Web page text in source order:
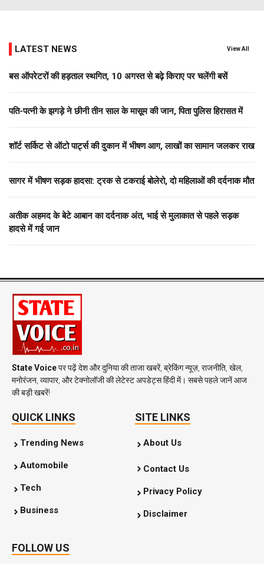
LATEST NEWS View All
बस ऑपरेटरों की हड़ताल स्थगित, 10 अगस्त से बढ़े किराए पर चलेंगी बसें
पति-पत्नी के झगड़े ने छीनी तीन साल के मासूम की जान, पिता पुलिस हिरासत में
शॉर्ट सर्किट से ऑटो पार्ट्स की दुकान में भीषण आग, लाखों का सामान जलकर राख
सागर में भीषण सड़क हादसा: ट्रक से टकराई बोलेरो, दो महिलाओं की दर्दनाक मौत
अतीक अहमद के बेटे आबान का दर्दनाक अंत, भाई से मुलाकात से पहले सड़क
हादसे में गई जान
State Voiceपर पढ़ें देश और दुनिया की ताजा खबरें, ब्रेकिंग न्यूज़, राजनीति, खेल,
मनोरंजन, व्यापार, और टेक्नोलॉजी की लेटेस्ट अपडेट्स हिंदी में। सबसे पहले जानें आज
की बड़ी खबरें!
QUICK LINKS
Trending News
Automobile
Tech
Business
SITE LINKS
About Us
Contact Us
Privacy Policy
Disclaimer
FOLLOW US